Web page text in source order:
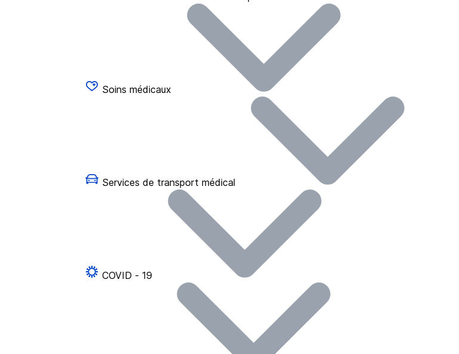
Soins médicaux
Services de transport médical
COVID - 19